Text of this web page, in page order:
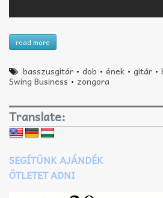
read more
basszusgitár •dob •ének •gitár •
Swing Business • zongora
Translate:
SEGÍTÜNK AJÁNDÉK
ÖTLETET ADNI